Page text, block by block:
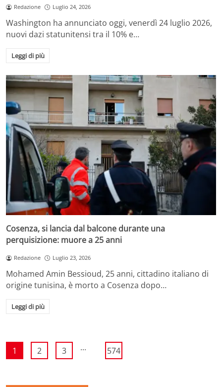
Redazione Luglio 24, 2026
Washington ha annunciato oggi, venerdì 24 luglio 2026,
nuovi dazi statunitensi tra il 10% e…
Leggi di più
Cosenza, si lancia dal balcone durante una
perquisizione: muore a 25 anni
Redazione Luglio 23, 2026
Mohamed Amin Bessioud, 25 anni, cittadino italiano di
origine tunisina, è morto a Cosenza dopo…
Leggi di più
1 2 3 ... 574